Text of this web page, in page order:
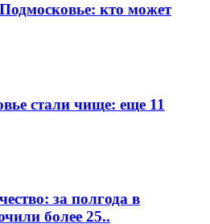
кто может
стали чище: еще 11
за полгода в
более 25..